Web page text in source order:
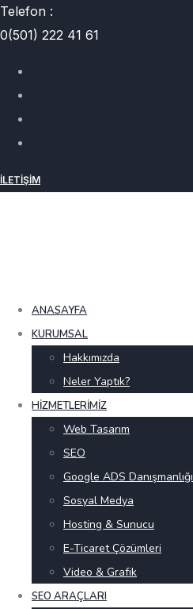
Telefon :
0(501) 222 41 61
İLETIŞIM
ANASAYFA
KURUMSAL
Hakkımızda
Neler Yaptık?
HIZMETLERIMIZ
Web Tasarım
SEO
Google ADS Danışmanlığı
Sosyal Medya
Hosting & Sunucu
E-Ticaret Çözümleri
Video & Grafik
SEO ARAÇLARI